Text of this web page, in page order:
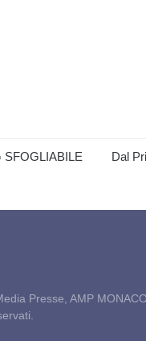
SFOGLIABILE Dal
Presse, AMP